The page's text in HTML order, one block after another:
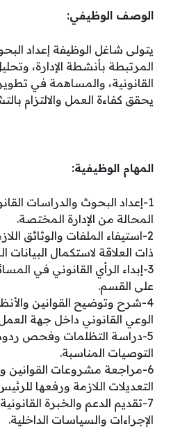
الوصف الوظيفي:
يتولى شاغل الوظيفة إعداد
المرتبطة بأنشطة الإدارة،
القانونية، والمساهمة في
يحقق كفاءة العمل والالتزام
المهام الوظيفية:
1-إعداد البحوث والدراسات
المحالة من الإدارة المختصة.
2-استيفاء الملفات والوثائق
ذات العلاقة لاستكمال البيانات
3-إبداء الرأي القانوني في
على القسم.
4-شرح وتوضيح القوانين
الوعي القانوني داخل جهة
5-دراسة التظلمات وفحص ردود
التوصيات المناسبة.
6-مراجعة مشروعات القوانين
التعديلات اللازمة ورفعها
7-تقديم الدعم والخبرة
الإجراءات والسياسات الداخلية.